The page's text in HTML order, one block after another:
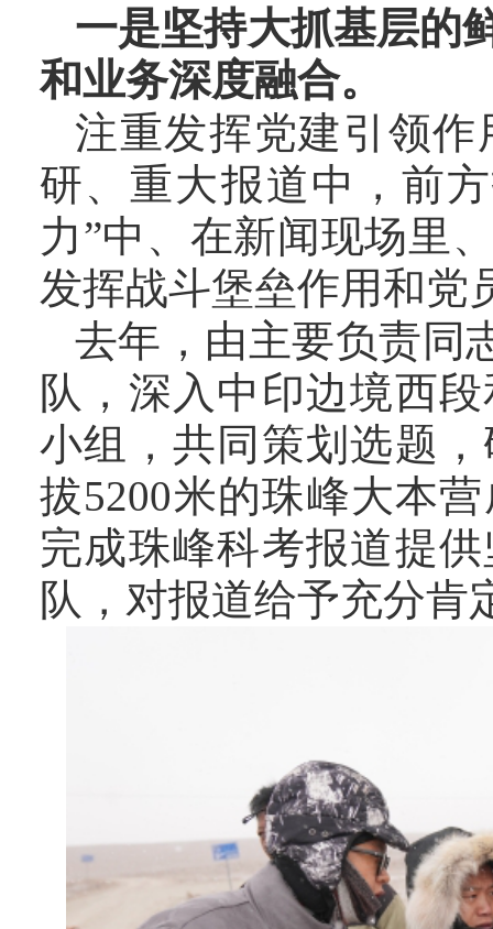
一是坚持大抓基层的
和业务深度融合。
注重发挥党建引领
研、重大报道中，前
力”中、在新闻现场里
发挥战斗堡垒作用和党
去年，由主要负责同
队，深入中印边境西
小组，共同策划选题
拔5200米的珠峰大本
完成珠峰科考报道提
队，对报道给予充分肯